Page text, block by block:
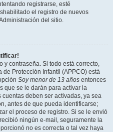
registrarse, esté
el registro de nuevos
del sitio.
y contraseña. Si todo está correcto,
de Protección Infantil (APPCO) está
Soy menor de 13 años entonces
que se le darán para activar la
deben ser activadas, ya sea
antes de que pueda identificarse;
el proceso de registro. Si se le envió
ningún e-mail, seguramente la
no es correcta o tal vez haya